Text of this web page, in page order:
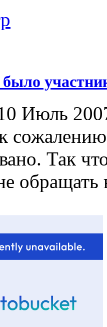
Июль
Так
обращать